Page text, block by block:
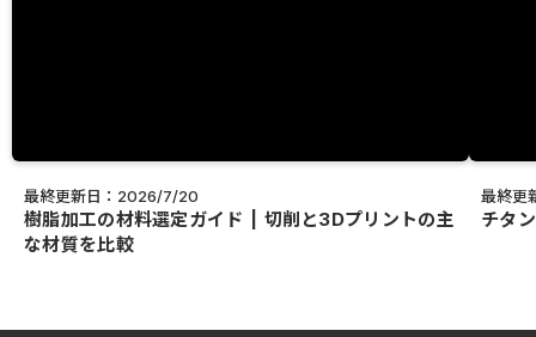
最終更新日：2026/7/20
樹脂加工の材料選定ガイド | 切削と3Dプリントの主
な材質を比較
最終更
チタ